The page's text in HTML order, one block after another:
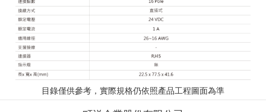
目錄僅供參考，實際規格仍依照產品工程圖面為準